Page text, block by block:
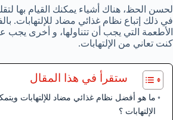
لحسن الحظ، هناك أشياء يمكنك القيام بها
في ذلك إتباع نظام غذائي مضاد للإلتهابات.
الأطعمة التي يجب أن تتناولها، و أخرى يجب
كنت تعاني من الإلتهابات.
ستقرأ في هذا المقال
ما هو أفضل نظام غذائي مضاد للإلتهابات
الإلتهابات ؟